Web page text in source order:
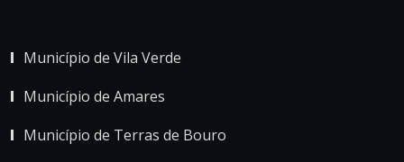
Município de Vila Verde
Município de Amares
Município de Terras de Bouro